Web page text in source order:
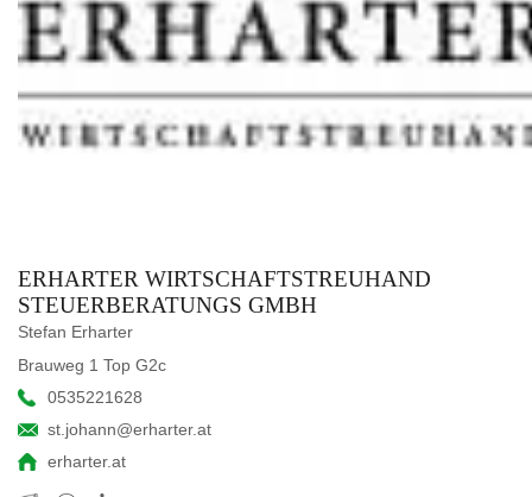
ERHARTER WIRTSCHAFTSTREUHAND
STEUERBERATUNGS GMBH
Stefan Erharter
Brauweg 1 Top G2c
0535221628
st.johann@erharter.at
erharter.at